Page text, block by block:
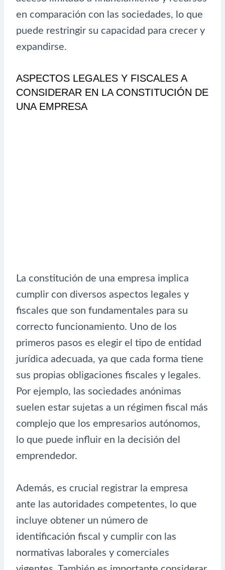
en comparación con las sociedades, lo que
puede restringir su capacidad para crecer y
expandirse.
ASPECTOS LEGALES Y FISCALES A
CONSIDERAR EN LA CONSTITUCIÓN DE
UNA EMPRESA
La constitución de una empresa implica
cumplir con diversos aspectos legales y
fiscales que son fundamentales para su
correcto funcionamiento. Uno de los
primeros pasos es elegir el tipo de entidad
jurídica adecuada, ya que cada forma tiene
sus propias obligaciones fiscales y legales.
Por ejemplo, las sociedades anónimas
suelen estar sujetas a un régimen fiscal más
complejo que los empresarios autónomos,
lo que puede influir en la decisión del
emprendedor.
Además, es crucial registrar la empresa
ante las autoridades competentes, lo que
incluye obtener un número de
identificación fiscal y cumplir con las
normativas laborales y comerciales